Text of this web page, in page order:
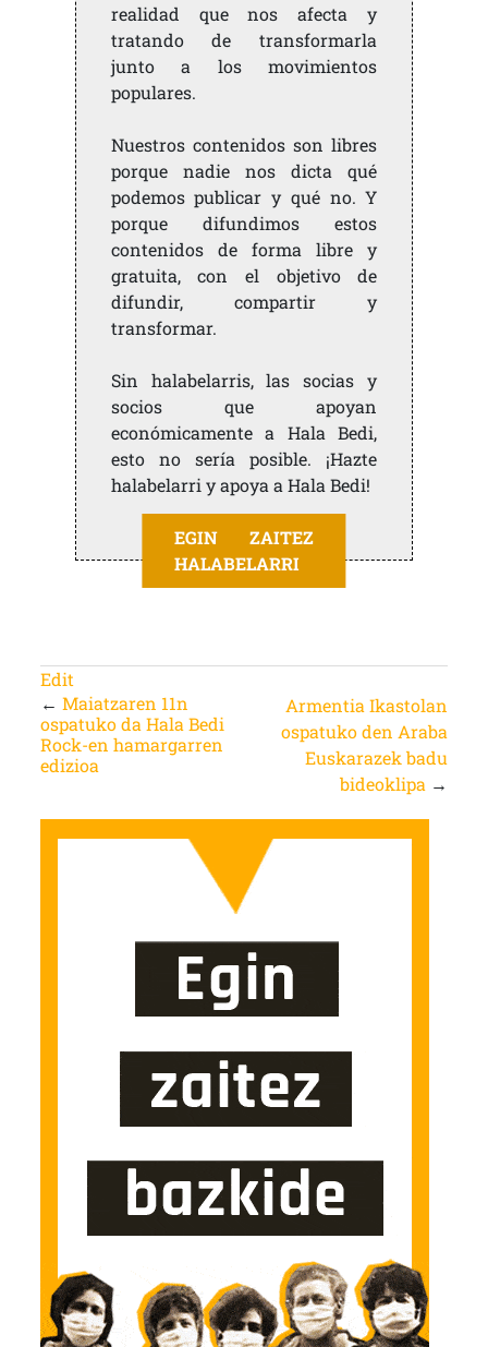
realidad que nos afecta y
tratando de transformarla
junto a los movimientos
populares.
Nuestros contenidos son libres
porque nadie nos dicta qué
podemos publicar y qué no. Y
porque difundimos estos
contenidos de forma libre y
gratuita, con el objetivo de
difundir, compartir y
transformar.
Sin halabelarris, las socias y
socios que apoyan
económicamente a Hala Bedi,
esto no sería posible. ¡Hazte
halabelarri y apoya a Hala Bedi!
EGIN ZAITEZ
HALABELARRI
Edit
← Maiatzaren 11n
ospatuko da Hala Bedi
Rock-en hamargarren
edizioa
Armentia Ikastolan
ospatuko den Araba
Euskarazek badu
bideoklipa →